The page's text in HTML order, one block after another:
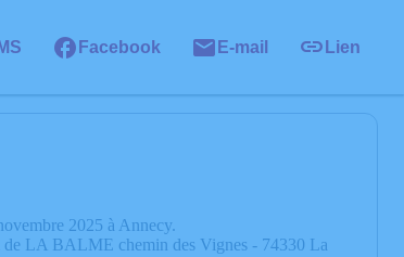
Facebook E-mail Lien
2025 à Annecy.
de LA BALME chemin des Vignes - 74330 La